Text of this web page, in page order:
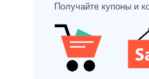
Получайте купоны и